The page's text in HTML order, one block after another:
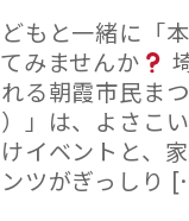
もと一緒に「
みませんか
る朝霞市民ま
）」は、よさこ
イベントと、
ツがぎっしり